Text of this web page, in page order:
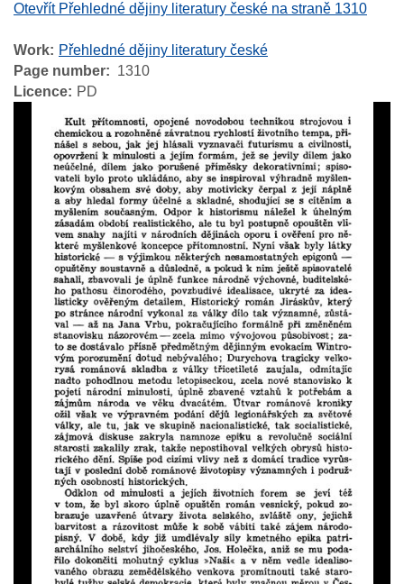
Otevřít Přehledné dějiny literatury české na straně 1310
Work
Přehledné dějiny literatury české
Page number
1310
Licence
PD